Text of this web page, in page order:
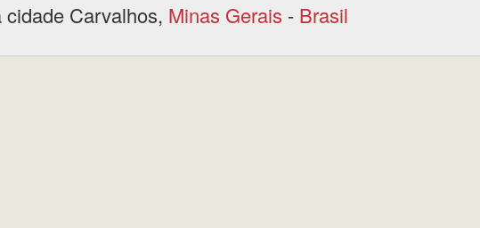
Carvalhos, Minas Gerais - Brasil